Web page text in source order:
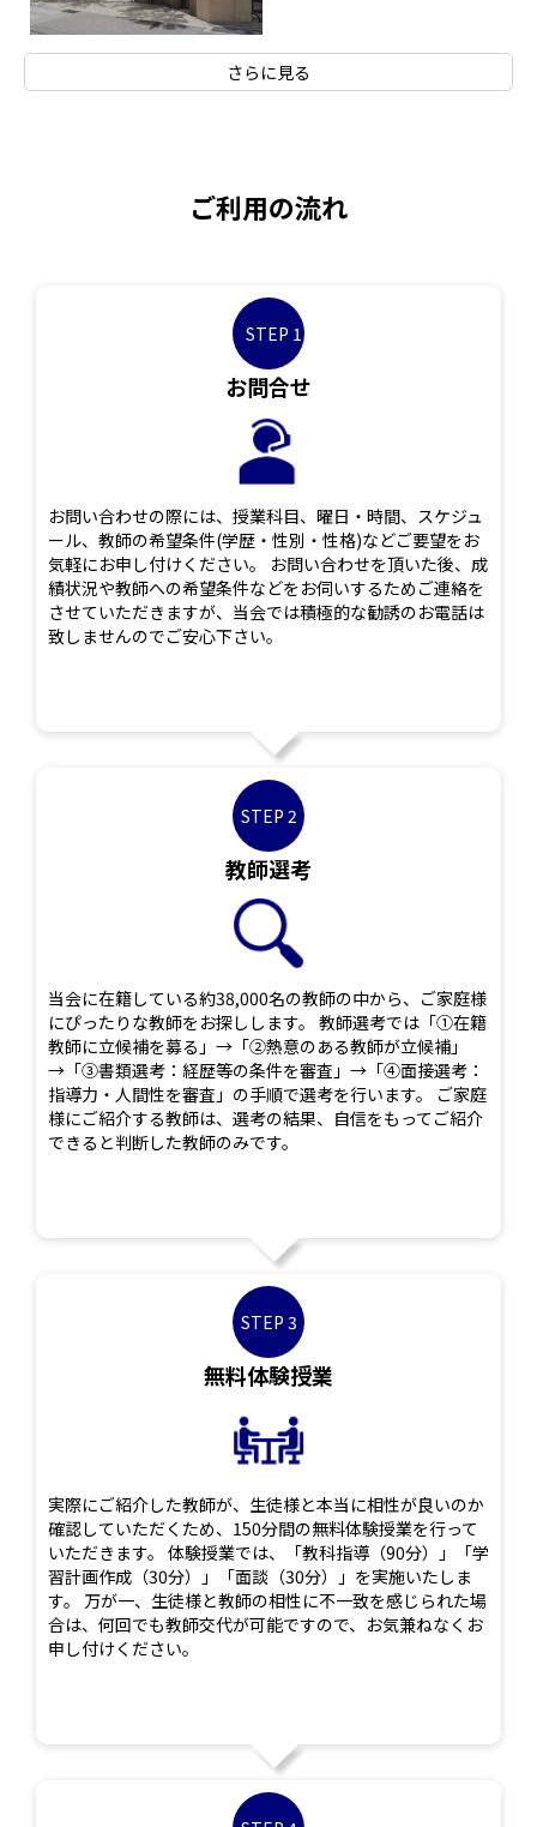
さらに見る
ご利用の流れ
STEP 1
お問合せ
お問い合わせの際には、授業科目、曜日・時間、スケジュ
ール、教師の希望条件(学歴・性別・性格)などご要望をお
気軽にお申し付けください。 お問い合わせを頂いた後、成
績状況や教師への希望条件などをお伺いするためご連絡を
させていただきますが、当会では積極的な勧誘のお電話は
致しませんのでご安心下さい。
STEP 2
教師選考
当会に在籍している約38,000名の教師の中から、ご家庭様
にぴったりな教師をお探しします。 教師選考では「①在籍
教師に立候補を募る」→「②熱意のある教師が立候補」
→「③書類選考：経歴等の条件を審査」→「④面接選考：
指導力・人間性を審査」の手順で選考を行います。 ご家庭
様にご紹介する教師は、選考の結果、自信をもってご紹介
できると判断した教師のみです。
STEP 3
無料体験授業
実際にご紹介した教師が、生徒様と本当に相性が良いのか
確認していただくため、150分間の無料体験授業を行って
いただきます。 体験授業では、「教科指導（90分）」「学
習計画作成（30分）」「面談（30分）」を実施いたしま
す。 万が一、生徒様と教師の相性に不一致を感じられた場
合は、何回でも教師交代が可能ですので、お気兼ねなくお
申し付けください。